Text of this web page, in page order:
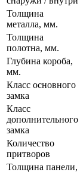
Толщина
металла, мм.
Толщина
полотна, мм.
Глубина короба,
мм.
Класс основного
замка
Класс
дополнительного
замка
Количество
притворов
Толщина панели,